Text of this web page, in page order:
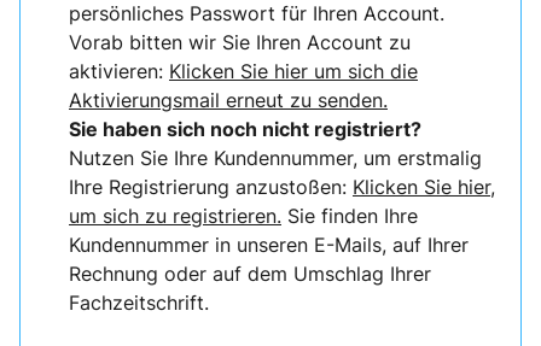
persönliches Passwort für Ihren Account.
Vorab bitten wir Sie Ihren Account zu
aktivieren: Klicken Sie hier um sich die
Aktivierungsmail erneut zu senden.
Sie haben sich noch nicht registriert?
Nutzen Sie Ihre Kundennummer, um erstmalig
Ihre Registrierung anzustoßen: Klicken Sie hier,
um sich zu registrieren. Sie finden Ihre
Kundennummer in unseren E-Mails, auf Ihrer
Rechnung oder auf dem Umschlag Ihrer
Fachzeitschrift.